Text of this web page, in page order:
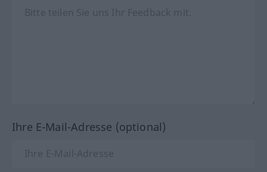
Ihre E-Mail-Adresse (optional)